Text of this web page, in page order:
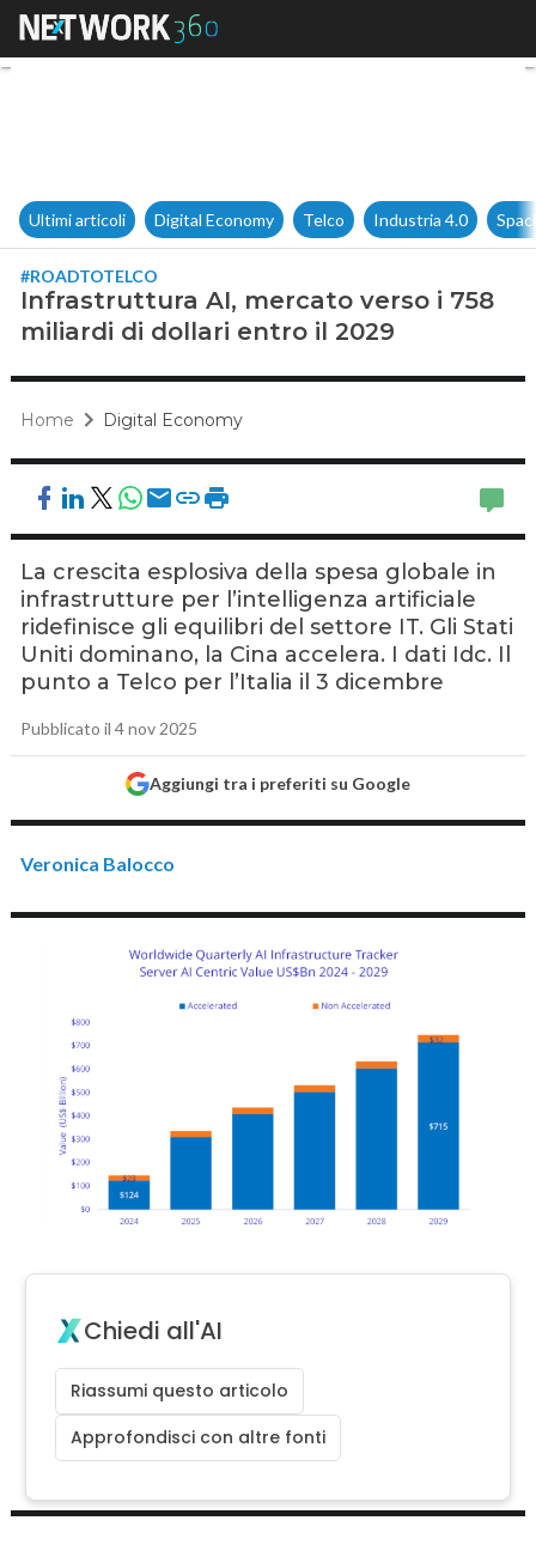
Infrastruttura AI, mercato
Ultimi articoli Digital Economy Telco Industria 4.0
#ROADTOTELCO
Infrastruttura AI, mercato verso i 758
miliardi di dollari entro il 2029
Home Digital Economy
La crescita esplosiva della spesa globale in
infrastrutture per l’intelligenza artificiale
ridefinisce gli equilibri del settore IT. Gli Stati
Uniti dominano, la Cina accelera. I dati Idc. Il
punto a Telco per l’Italia il 3 dicembre
Pubblicato il 4 nov 2025
Aggiungi tra i preferiti su Google
Veronica Balocco
Chiedi all'AI
Riassumi questo articolo
Approfondisci con altre fonti